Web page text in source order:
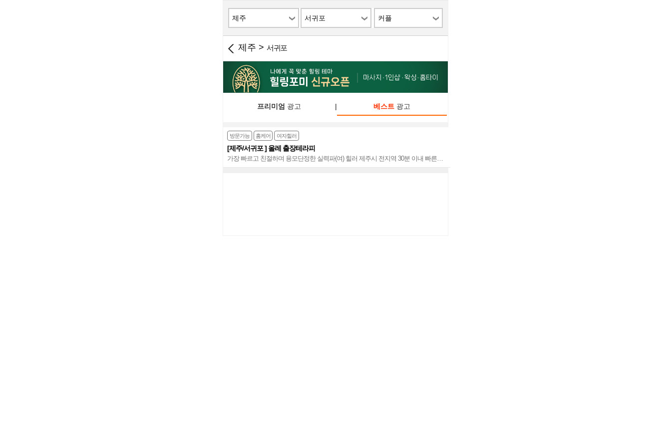
제주 서귀포 커플
제주 > 서귀포
프리미엄 광고 | 베스트광고
방문가능 홈케어 여자힐러
[제주/서귀포 ] 올레 출장테라피
가장 빠르고 친절하며 용모단정한 실력파(여) 힐러 제주시 전지역 30분 이내 빠른
방문! 만족 테라피~♥